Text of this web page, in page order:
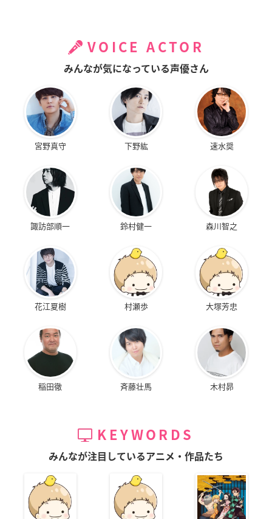
VOICE ACTOR
みんなが気になっている声優さん
宮野真守 下野紘 速水奨
諏訪部順一 鈴村健一 森川智之
花江夏樹 村瀬歩 大塚芳忠
稲田徹 斉藤壮馬 木村昴
KEYWORDS
みんなが注目しているアニメ・作品たち